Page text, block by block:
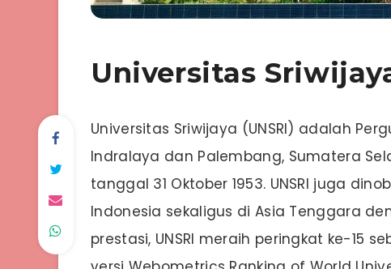
Universitas
Universitas Sriwijaya (UNSRI) adalah
Indralaya dan Palembang, Sumatera
tanggal 31 Oktober 1953. UNSRI juga
Indonesia sekaligus di Asia Tenggara
prestasi, UNSRI meraih peringkat ke-15